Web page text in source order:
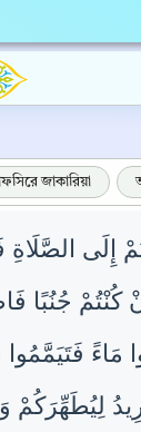
জাকারিয়া
إِلَى
كُنْتُمْ
مَاءً